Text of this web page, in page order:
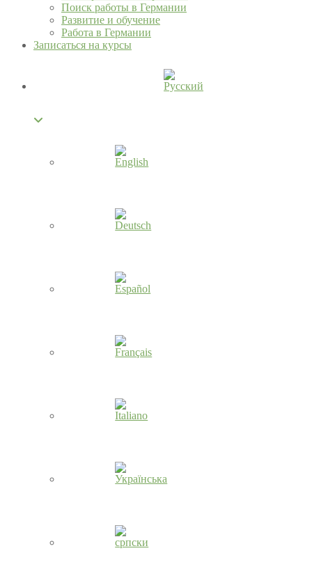
Поиск работы в Германии
Развитие и обучение
Pабота в Германии
Записаться на курсы